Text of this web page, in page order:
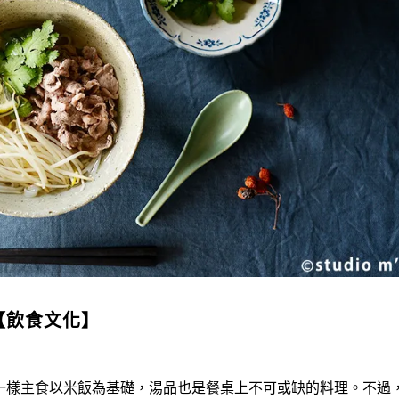
飲食文化】
主食以米飯為基礎，湯品也是餐桌上不可或缺的料理。不過